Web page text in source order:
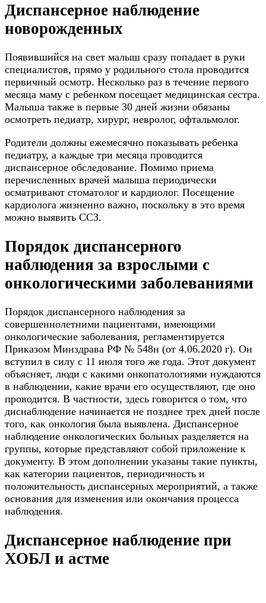
Диспансерное наблюдение
новорожденных
Появившийся на свет малыш сразу попадает в руки
специалистов, прямо у родильного стола проводится
первичный осмотр. Несколько раз в течение первого
месяца маму с ребенком посещает медицинская сестра.
Малыша также в первые 30 дней жизни обязаны
осмотреть педиатр, хирург, невролог, офтальмолог.
Родители должны ежемесячно показывать ребенка
педиатру, а каждые три месяца проводится
диспансерное обследование. Помимо приема
перечисленных врачей малыша периодически
осматривают стоматолог и кардиолог. Посещение
кардиолога жизненно важно, поскольку в это время
можно выявить ССЗ.
Порядок диспансерного
наблюдения за взрослыми с
онкологическими заболеваниями
Порядок диспансерного наблюдения за
совершеннолетними пациентами, имеющими
онкологические заболевания, регламентируется
Приказом Минздрава РФ № 548н (от 4.06.2020 г). Он
вступил в силу с 11 июля того же года. Этот документ
объясняет, люди с какими онкопатологиями нуждаются
в наблюдении, какие врачи его осуществляют, где оно
проводится. В частности, здесь говорится о том, что
диснаблюдение начинается не позднее трех дней после
того, как онкология была выявлена. Диспансерное
наблюдение онкологических больных разделяется на
группы, которые представляют собой приложение к
документу. В этом дополнении указаны такие пункты,
как категории пациентов, периодичность и
положительность диспансерных мероприятий, а также
основания для изменения или окончания процесса
наблюдения.
Диспансерное наблюдение при
ХОБЛ и астме